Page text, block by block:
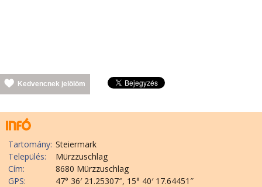
Kedvencnek jelölöm
Tartomány: Steiermark
Település:
Mürzzuschlag
Cím:
8680 Mürzzuschlag
GPS:
47° 36′ 21.25307″, 15° 40′ 17.64451″